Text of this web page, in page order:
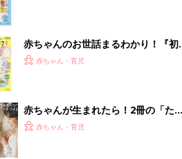
赤ちゃんのお世話まるわかり！『初
てのひよこクラブ 夏号』〈巻頭大特
解決テク
赤ちゃん・育児
赤ちゃんが生まれたら！2冊の「たま
ひよ」
赤ちゃん・育児